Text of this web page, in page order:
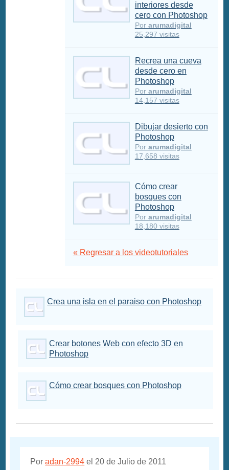
interiores desde
cero con Photoshop
Por arumadigital
25,297 visitas
Recrea una cueva
desde cero en
Photoshop
Por arumadigital
14,157 visitas
Dibujar desierto con
Photoshop
Por arumadigital
17,658 visitas
Cómo crear
bosques con
Photoshop
Por arumadigital
18,180 visitas
« Regresar a los videotutoriales
Crea una isla en el paraiso con Photoshop
Crear botones Web con efecto 3D en
Photoshop
Cómo crear bosques con Photoshop
Poradan-2994 el 20 de Julio de 2011